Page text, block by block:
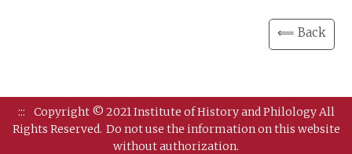
⟸ Back
:::
Copyright © 2021 Institute of History and Philology All
Rights Reserved. Do not use the information on this website
without authorization.